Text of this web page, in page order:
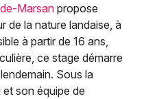
Marsan propose
de la nature landaise, à
à partir de 16 ans,
ce stage démarre
Sous la
son équipe de